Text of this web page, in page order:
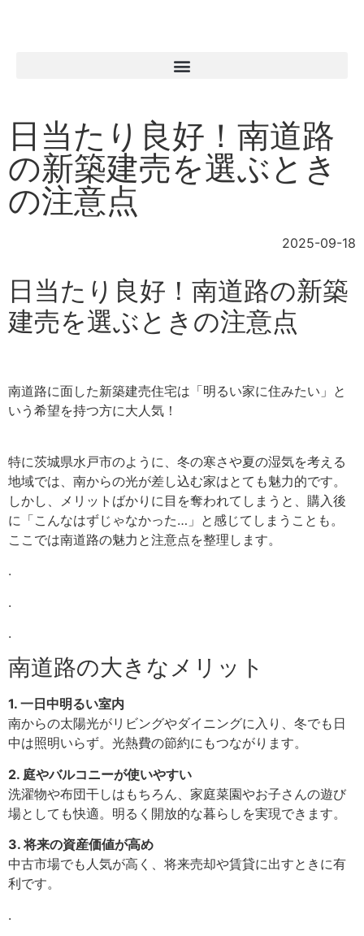
日当たり良好！南道路
の新築建売を選ぶとき
の注意点
2025-09-18
日当たり良好！南道路の新築
建売を選ぶときの注意点
南道路に面した新築建売住宅は「明るい家に住みたい」と
いう希望を持つ方に大人気！
特に茨城県水戸市のように、冬の寒さや夏の湿気を考える
地域では、南からの光が差し込む家はとても魅力的です。
しかし、メリットばかりに目を奪われてしまうと、購入後
に「こんなはずじゃなかった…」と感じてしまうことも。
ここでは南道路の魅力と注意点を整理します。
.
.
.
南道路の大きなメリット
1. 一日中明るい室内
南からの太陽光がリビングやダイニングに入り、冬でも日
中は照明いらず。光熱費の節約にもつながります。
2. 庭やバルコニーが使いやすい
洗濯物や布団干しはもちろん、家庭菜園やお子さんの遊び
場としても快適。明るく開放的な暮らしを実現できます。
3. 将来の資産価値が高め
中古市場でも人気が高く、将来売却や賃貸に出すときに有
利です。
.